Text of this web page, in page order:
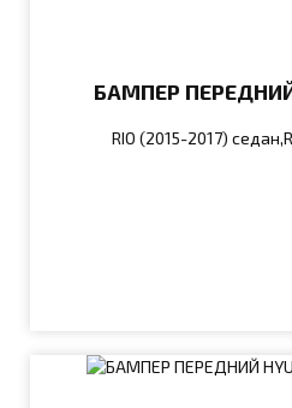
БАМПЕР ПЕРЕДНИЙ
RIO (2015-2017)